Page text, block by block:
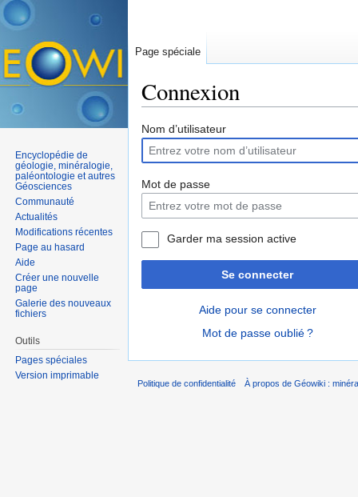
Connexion
Nom d’utilisateur
Mot de passe
Garder ma session active
Se connecter
Aide pour se connecter
Mot de passe oublié ?
Page spéciale
Encyclopédie de
géologie, minéralogie,
paléontologie et autres
Géosciences
Communauté
Actualités
Modifications récentes
Page au hasard
Aide
Créer une nouvelle
page
Galerie des nouveaux
fichiers
Outils
Pages spéciales
Version imprimable
Politique de confidentialité À propos de Géowiki :